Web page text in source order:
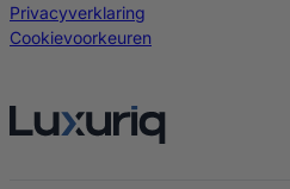
Privacyverklaring
Cookievoorkeuren